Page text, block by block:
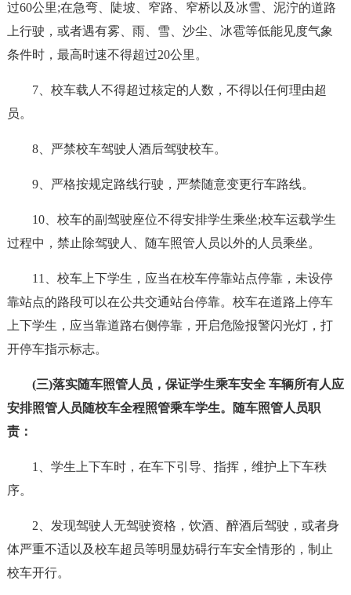
过60公里;在急弯、陡坡、窄路、窄桥以及冰雪、泥泞的道路
上行驶，或者遇有雾、雨、雪、沙尘、冰雹等低能见度气象
条件时，最高时速不得超过20公里。
7、校车载人不得超过核定的人数，不得以任何理由超
员。
8、严禁校车驾驶人酒后驾驶校车。
9、严格按规定路线行驶，严禁随意变更行车路线。
10、校车的副驾驶座位不得安排学生乘坐;校车运载学生
过程中，禁止除驾驶人、随车照管人员以外的人员乘坐。
11、校车上下学生，应当在校车停靠站点停靠，未设停
靠站点的路段可以在公共交通站台停靠。校车在道路上停车
上下学生，应当靠道路右侧停靠，开启危险报警闪光灯，打
开停车指示标志。
(三)落实随车照管人员，保证学生乘车安全 车辆所有人应
安排照管人员随校车全程照管乘车学生。随车照管人员职
责：
1、学生上下车时，在车下引导、指挥，维护上下车秩
序。
2、发现驾驶人无驾驶资格，饮酒、醉酒后驾驶，或者身
体严重不适以及校车超员等明显妨碍行车安全情形的，制止
校车开行。